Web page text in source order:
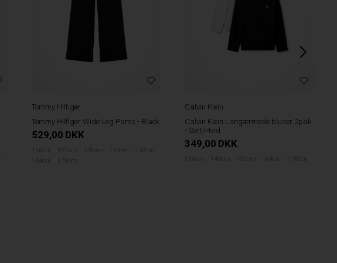
Tommy Hilfiger
Tommy Hilfiger Wide Leg Pants - Black
529,00 DKK
116cm 122cm 128cm 140cm
152cm
164cm
176cm
Calvin Klein
Calvin Klein Langærmede bluser 2pak.
- Sort/Hvid
349,00 DKK
128cm 140cm 152cm 164cm 176cm